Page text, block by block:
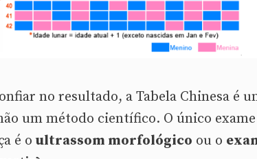
no resultado, a Tabela Chinesa é
um método científico. O único exame
é o ultrassom morfológico ou o